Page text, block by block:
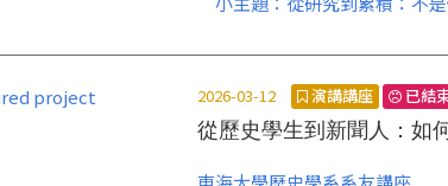
賴怡慈 系友(第55屆系友，逢
主持：蘇信恩 老師
時間：2026年4月28日(二) 12：
地點：歷史系第一研討室
2026-03-12 演講講座 已結
從歷史學生到新聞人：如